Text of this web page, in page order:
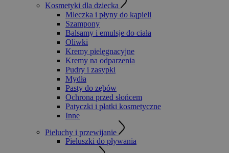
Kosmetyki dla dziecka
Mleczka i płyny do kąpieli
Szampony
Balsamy i emulsje do ciała
Oliwki
Kremy pielęgnacyjne
Kremy na odparzenia
Pudry i zasypki
Mydła
Pasty do zębów
Ochrona przed słońcem
Patyczki i płatki kosmetyczne
Inne
Pieluchy i przewijanie
Pieluszki do pływania